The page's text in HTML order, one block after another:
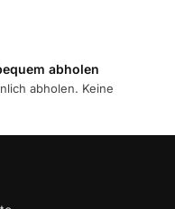
abholen
abholen. Keine